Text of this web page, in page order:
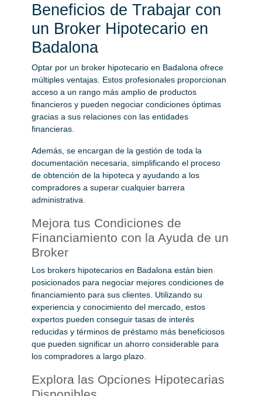
Beneficios de Trabajar con
un Broker Hipotecario en
Badalona
Optar por un broker hipotecario en Badalona ofrece
múltiples ventajas. Estos profesionales proporcionan
acceso a un rango más amplio de productos
financieros y pueden negociar condiciones óptimas
gracias a sus relaciones con las entidades
financieras.
Además, se encargan de la gestión de toda la
documentación necesaria, simplificando el proceso
de obtención de la hipoteca y ayudando a los
compradores a superar cualquier barrera
administrativa.
Mejora tus Condiciones de
Financiamiento con la Ayuda de un
Broker
Los brokers hipotecarios en Badalona están bien
posicionados para negociar mejores condiciones de
financiamiento para sus clientes. Utilizando su
experiencia y conocimiento del mercado, estos
expertos pueden conseguir tasas de interés
reducidas y términos de préstamo más beneficiosos
que pueden significar un ahorro considerable para
los compradores a largo plazo.
Explora las Opciones Hipotecarias